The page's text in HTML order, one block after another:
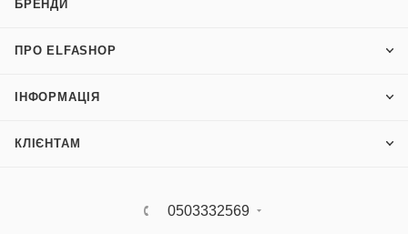
БРЕНДИ
ПРО ELFASHOP
ІНФОРМАЦІЯ
КЛІЄНТАМ
0503332569